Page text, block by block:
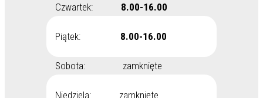
Czwartek: 8.00-16.00
Piątek: 8.00-16.00
Sobota: zamknięte
Niedziela: zamknięte